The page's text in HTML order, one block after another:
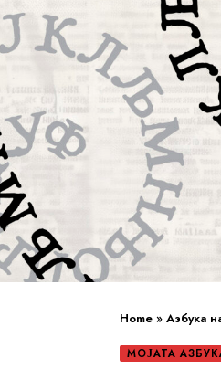
Home » Азбука
МОЈАТА